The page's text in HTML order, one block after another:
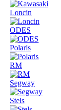
Loncin
ODES
Polaris
RM
Segway
Stels